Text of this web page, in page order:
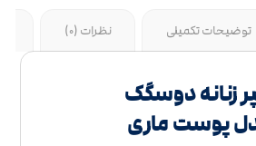
توضیحات تکمیلی نظرات (0)
زنانه دوسگک
پوست ماری